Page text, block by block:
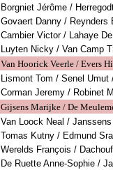
Borgniet Jérôme /
Govaert Danny / Reynders
Cambier Victor / Lahaye
Luyten Nicky / Van Camp
Van Hoorick Veerle / Evers
Lismont Tom / Senel Umut
Corman Jeremy / Robinet
Gijsens Marijke / De
Van Loock Neal /
Tomas Kutny / Edmund
Werelds François /
De Ruette Anne-Sophie /